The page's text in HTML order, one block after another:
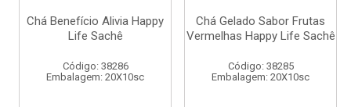
Chá Benefício Alivia Happy
Life Sachê
Código: 38286
Embalagem: 20X10sc
Chá Gelado Sabor Frutas
Vermelhas Happy Life Sachê
Código: 38285
Embalagem: 20X10sc